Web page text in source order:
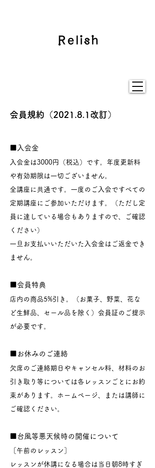
会員規約（2021.8.1改訂）
■入会金
入会金は3000円（税込）です。年度更新料
や有効期限は一切ございません。
全講座に共通です。一度のご入会ですべての
定期講座にご参加いただけます。（ただし定
員に達している場合もありますので、ご確認
ください）
一旦お支払いいただいた入会金はご返金でき
ません。
■会員特典
店内の商品5%引き。（お菓子、野菜、花な
ど生鮮品、セール品を除く）会員証のご提示
が必要です。
■お休みのご連絡
欠席のご連絡期日やキャンセル料、材料のお
引き取り等については各レッスンごとにお約
束があります。ホームページ、または講師に
ご確認ください。
■台風等悪天候時の開催について
［午前のレッスン］
レッスンが休講になる場合は当日朝8時すぎ